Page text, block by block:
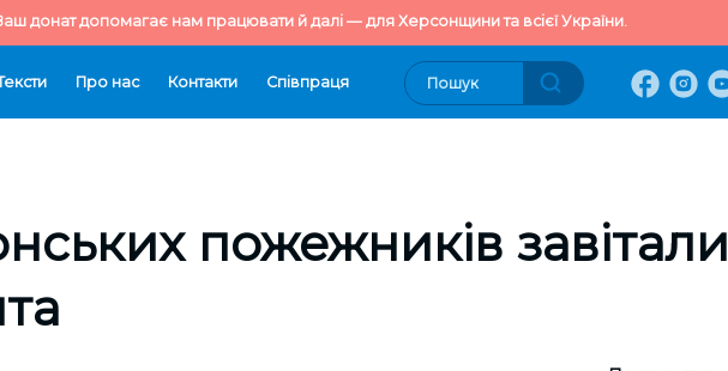
донат допомагає нам працювати й далі — для Херсонщини та всієї України.
Про нас Контакти Cпівпраця
пожежників завітали